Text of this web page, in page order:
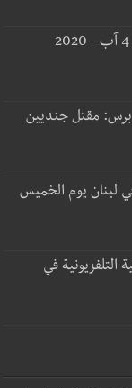
بالصور: انفجار المرفأ في بيروت 4 آب - 2020
برس: مقتل جنديين
لبنان يوم الخميس
التلفزيونية في